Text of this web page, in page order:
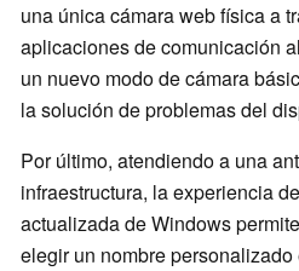
una única cámara web física a
aplicaciones de comunicación
un nuevo modo de cámara
la solución de problemas del
Por último, atendiendo a una
infraestructura, la experiencia
actualizada de Windows
elegir un nombre